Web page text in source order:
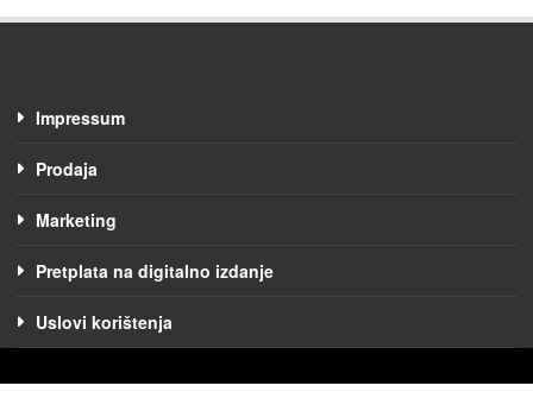
Impressum
Prodaja
Marketing
Pretplata na digitalno izdanje
Uslovi korištenja